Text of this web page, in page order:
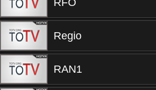
RFO
Regio
RAN1